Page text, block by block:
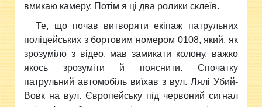
вмикаю камеру. Потім я ці два ролики склеїв.
Те, що почав витворяти екіпаж патрульних
поліцейських з бортовим номером 0108, який, як
зрозуміло з відео, мав замикати колону, важко
якось зрозуміти й пояснити. Спочатку
патрульний автомобіль виїхав з вул. Лялі Убий-
Вовк на вул. Європейську під червоний сигнал